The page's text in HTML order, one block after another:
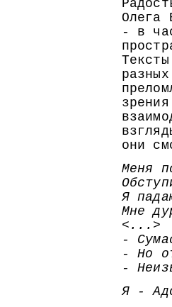
Олега
- в
они
Меня
Я
Мне
<...>
-
- Но
-
Я -